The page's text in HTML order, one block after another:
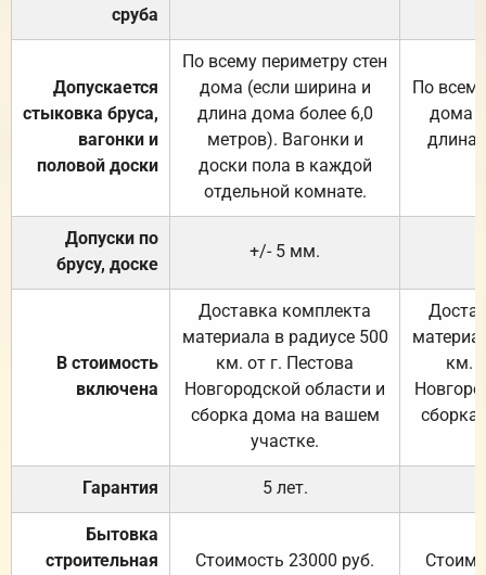
сруба
Допускается
стыковка бруса,
вагонки и
половой доски
По всему периметру стен
дома (если ширина и
длина дома более 6,0
метров). Вагонки и
доски пола в каждой
отдельной комнате.
По
дома
длина
Допуски по
брусу, доске
+/- 5 мм.
В стоимость
включена
Доставка комплекта
материала в радиусе 500
км. от г. Пестова
Новгородской области и
сборка дома на вашем
участке.
км.
Гарантия 5 лет.
Бытовка
строительная
Стоимость 23000 руб.